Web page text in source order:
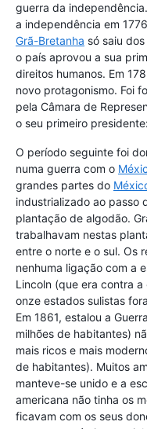
guerra da
a independência em
Grã-Bretanha só saiu
o país aprovou a sua
direitos humanos. Em
novo protagonismo. Foi
pela Câmara de
o seu primeiro
O período seguinte foi
numa guerra com o
grandes partes do
industrializado ao passo
plantação de algodão.
trabalhavam nestas
entre o norte e o sul. Os
nenhuma ligação com a
Lincoln (que era contra
onze estados sulistas
Em 1861, estalou a
milhões de habitantes)
mais ricos e mais
de habitantes). Muitos
manteve-se unido e a
americana não tinha os
ficavam com os seus